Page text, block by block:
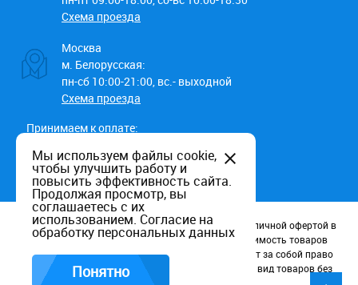
Схема проезда
Москва
м. Белорусская:
пн-сб 10:00-21:00, вс.- выходной
Схема проезда
Принимаем к оплате:
Данный информационный ресурс не является публичной офертой в
соотв. со статьей 437 (п.2) ГК РФ. Наличие и стоимость товаров
уточняйте по телефону. Производители оставляют за собой право
изменять технические характеристики и внешний вид товаров без
Мы используем файлы cookie,
чтобы улучшить работу и
повысить эффективность сайта.
Продолжая просмотр, вы
соглашаетесь с их
использованием. Согласие на
обработку персональных данных
Понятно